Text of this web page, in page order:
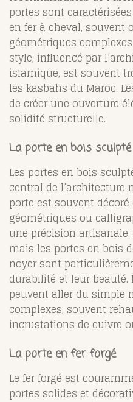
portes sont
en fer à cheval, souvent
géométriques
style, influencé par
islamique, est souvent
les kasbahs du Maroc.
de créer une ouverture
solidité structurelle.
La porte en bois sculpté
Les portes en bois
central de l’architecture
porte est souvent
géométriques ou
une précision
mais les portes en bois
noyer sont
durabilité et leur beauté.
peuvent aller du simple
complexes, souvent
incrustations de cuivre
La porte en fer forgé
Le fer forgé est
portes solides et